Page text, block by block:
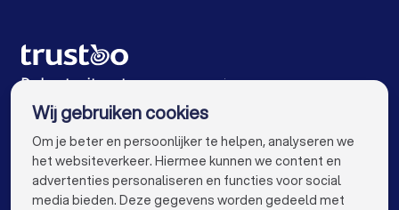
Uitvaartverzorgers in Grafhorst
Uitvaartverzorgers in Amsterdam
Uitvaartverzorgers in Rotterdam
Uitvaartverzorgers in Den Haag
De beste uitvaartverzorgers voor jou
Wij gebruiken cookies
Om je beter en persoonlijker te helpen, analyseren we
het websiteverkeer. Hiermee kunnen we content en
advertenties personaliseren en functies voor social
media bieden. Deze gegevens worden gedeeld met